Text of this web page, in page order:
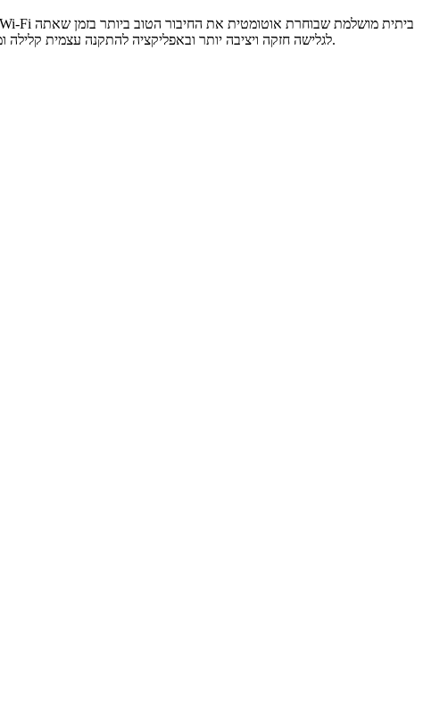
מסתובב בבית. ה-Deco X20 משתמש בטכנולוגיית Wi-Fi 6 במהירות שלAX1800 לגלישה חזקה ויציבה יותר ובאפליקציה להתקנה עצמית קלילה ומהירה המאפשרת ניהול רשת עם בקרת הורים לפי בחירה וסינון.